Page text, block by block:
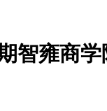
智雍商